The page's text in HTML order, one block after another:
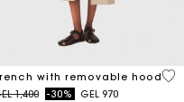
5 Customer Rating
with removable hood
reduced from
1,400to-30% GEL 970
4.1